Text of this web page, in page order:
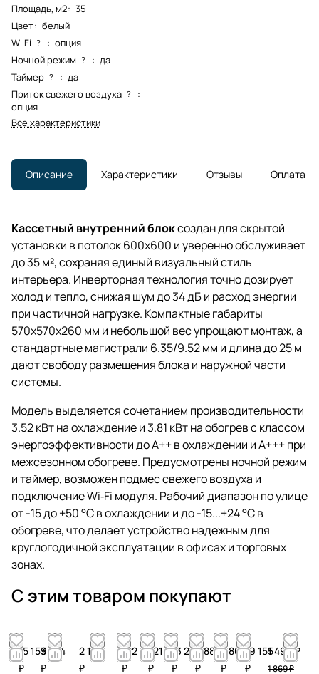
Площадь, м2: 35
Цвет: белый
Wi Fi ? : опция
Ночной режим ? : да
Таймер ? : да
Приток свежего воздуха ?
:
опция
Все характеристики
Описание Характеристики Отзывы Оплата
Кассетный внутренний блоксоздан для скрытой
установки в потолок 600x600 и уверенно обслуживает
до 35 м², сохраняя единый визуальный стиль
интерьера. Инверторная технология точно дозирует
холод и тепло, снижая шум до 34 дБ и расход энергии
при частичной нагрузке. Компактные габариты
570x570x260 мм и небольшой вес упрощают монтаж, а
стандартные магистрали 6.35/9.52 мм и длина до 25 м
дают свободу размещения блока и наружной части
системы.
Модель выделяется сочетанием производительности
3.52 кВт на охлаждение и 3.81 кВт на обогрев с классом
энергоэффективности до A++ в охлаждении и A+++ при
межсезонном обогреве. Предусмотрены ночной режим
и таймер, возможен подмес свежего воздуха и
подключение Wi‑Fi модуля. Рабочий диапазон по улице
от -15 до +50 °C в охлаждении и до -15...+24 °C в
обогреве, что делает устройство надежным для
круглогодичной эксплуатации в офисах и торговых
зонах.
С этим товаром покупают
15 159
₽
3 244
₽
2 163
₽
122
₽
721
₽
13 293
₽
6 880
₽
4 866
₽
19 155
₽
1 496 ₽
1 869 ₽